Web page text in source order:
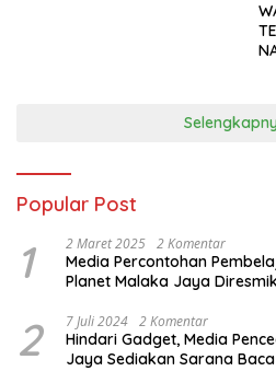
Popular Post
1 2 Maret 2025 2 Komentar
Media Percontohan
Planet Malaka Jaya
2 7 Juli 2024 2 Komentar
Hindari Gadget, Media
Jaya Sediakan Sarana